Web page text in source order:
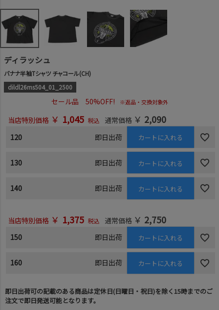
ディラッシュ
バナナ半袖Tシャツ チャコール(CH)
dildl26ms504_01_2500
セール品 50%OFF! ※返品・交換対象外
当店特別価格 ￥ 1,045 税込 通常価格 ￥ 2,090
120 即日出荷 カートに入れる
130 即日出荷 カートに入れる
140 即日出荷 カートに入れる
当店特別価格 ￥ 1,375 税込 通常価格 ￥ 2,750
150 即日出荷 カートに入れる
160 即日出荷 カートに入れる
即日出荷可の記載のある商品は定休日(日曜日・祝日)を除く15時までのご
注文で即日発送可能となります。